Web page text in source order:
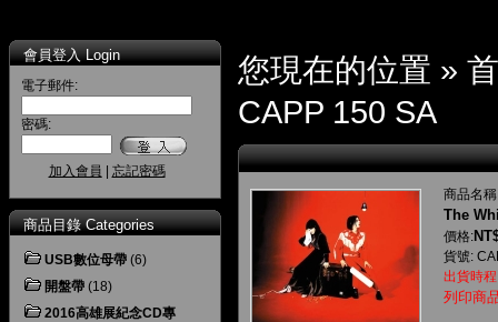
會員登入 Login
電子郵件:
密碼:
加入會員 忘記密碼
商品目錄 Categories
USB數位母帶 (6)
開盤帶 (18)
2016高雄展紀念CD專
您現在的位置 »
CAPP 150 SA
商品名
The
價格:
貨號:
出貨時
列印商